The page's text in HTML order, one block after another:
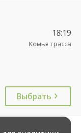
18:19
Комья трасса
Выбрать